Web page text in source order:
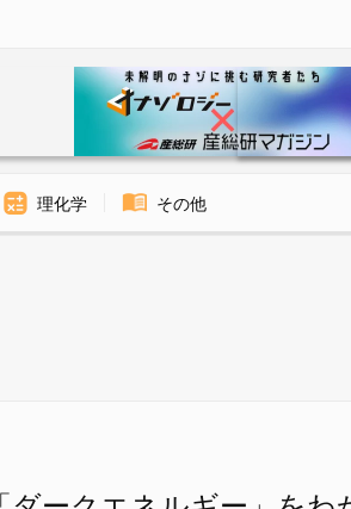
理化学 その他